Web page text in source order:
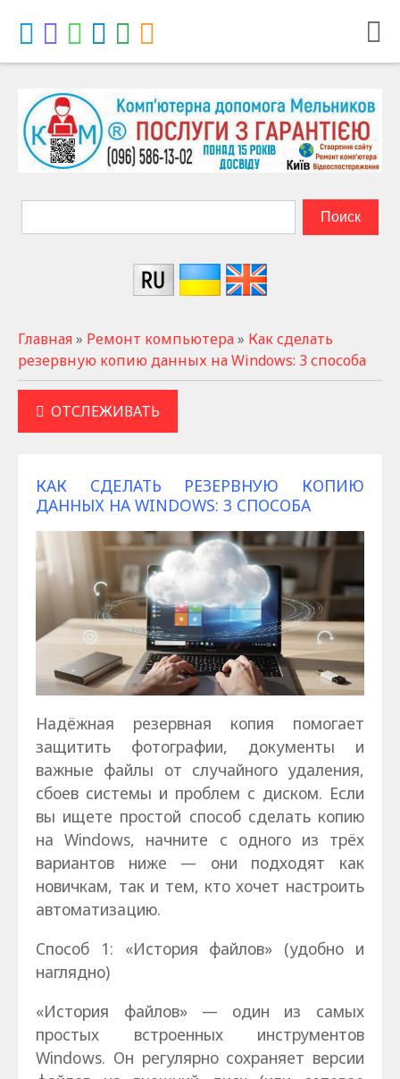
Главная» Ремонт компьютера» Как сделать
резервную копию данных на Windows: 3 способа
ОТСЛЕЖИВАТЬ
КАК СДЕЛАТЬ РЕЗЕРВНУЮ КОПИЮ
ДАННЫХ НА WINDOWS: 3 СПОСОБА
Надёжная резервная копия помогает
защитить фотографии, документы и
важные файлы от случайного удаления,
сбоев системы и проблем с диском. Если
вы ищете простой способ сделать копию
на Windows, начните с одного из трёх
вариантов ниже — они подходят как
новичкам, так и тем, кто хочет настроить
автоматизацию.
Способ 1: «История файлов» (удобно и
наглядно)
«История файлов» — один из самых
простых встроенных инструментов
Windows. Он регулярно сохраняет версии